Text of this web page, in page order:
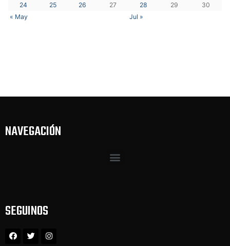
« May Jul »
24
25 26 27 28 29 30
NAVEGACIÓN
SEGUINOS